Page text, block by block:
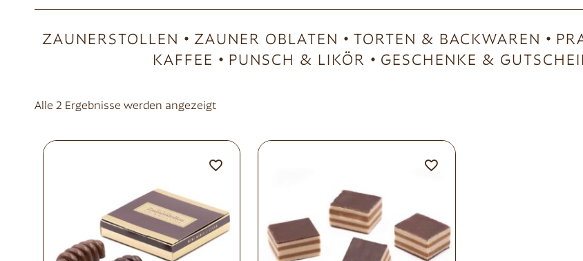
ZAUNERSTOLLEN ZAUNER OBLATEN TORTEN & BACKWAREN
KAFFEE
PUNSCH & LIKÖR GESCHENKE &
Alle 2 Ergebnisse werden angezeigt